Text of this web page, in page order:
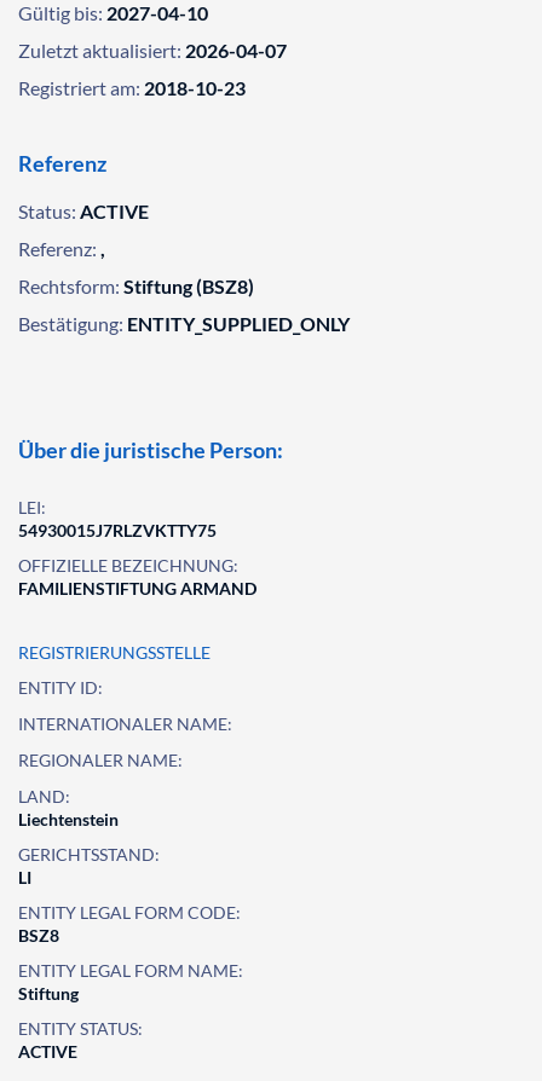
Gültig bis: 2027-04-10
Zuletzt aktualisiert: 2026-04-07
Registriert am: 2018-10-23
Referenz
Status: ACTIVE
Referenz: ,
Rechtsform: Stiftung (BSZ8)
Bestätigung: ENTITY_SUPPLIED_ONLY
Über die juristische Person:
LEI:
54930015J7RLZVKTTY75
OFFIZIELLE BEZEICHNUNG:
FAMILIENSTIFTUNG ARMAND
REGISTRIERUNGSSTELLE
ENTITY ID:
INTERNATIONALER NAME:
REGIONALER NAME:
LAND:
Liechtenstein
GERICHTSSTAND:
LI
ENTITY LEGAL FORM CODE:
BSZ8
ENTITY LEGAL FORM NAME:
Stiftung
ENTITY STATUS:
ACTIVE